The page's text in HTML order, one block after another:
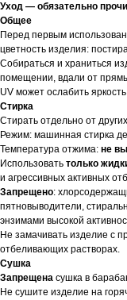
Уход — обязательно
Общее
Перед первым
цветность изделия:
Собираться и храниться
помещении, вдали от
UV может ослабить
Стирка
Стирать отдельно от
Режим: машинная стирка
Температура отжима: не
Использовать только
и агрессивных активных
Запрещено:
пятновыводители,
энзимами высокой
Не замачивать изделие с
отбеливающих растворах.
Сушка
Запрещена сушка в
Не сушите изделие на